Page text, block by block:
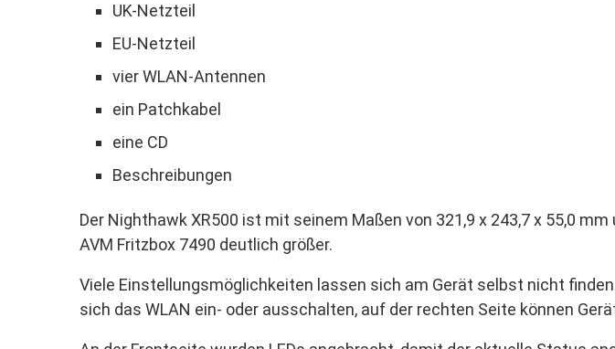
UK-Netzteil
EU-Netzteil
vier WLAN-Antennen
ein Patchkabel
eine CD
Beschreibungen
Der Nighthawk XR500 ist mit seinem Maßen von 321,9 x 243,7 x 55,0
AVM Fritzbox 7490 deutlich größer.
Viele Einstellungsmöglichkeiten lassen sich am Gerät selbst nicht
sich das WLAN ein- oder ausschalten, auf der rechten Seite können